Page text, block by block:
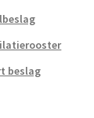
beslag